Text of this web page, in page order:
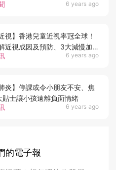
6 years ago
6 years ago
視】香港兒童近視率冠全球！
近視成因及預防、3大減慢加
6 years ago
炎】停課或令小朋友不安、焦
貼士讓小孩遠離負面情緒
的電子報